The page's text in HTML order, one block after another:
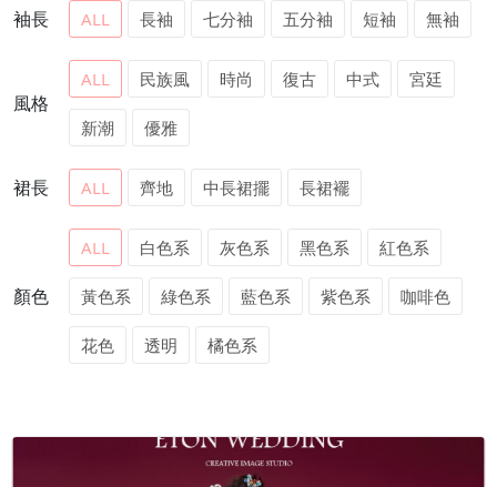
袖長 ALL 長袖 七分袖 五分袖 短袖 無袖
風格
ALL 民族風 時尚 復古 中式 宮廷
新潮 優雅
裙長 ALL 齊地 中長裙擺 長裙襬
顏色
ALL 白色系 灰色系 黑色系 紅色系
黃色系 綠色系 藍色系 紫色系 咖啡色
花色 透明 橘色系